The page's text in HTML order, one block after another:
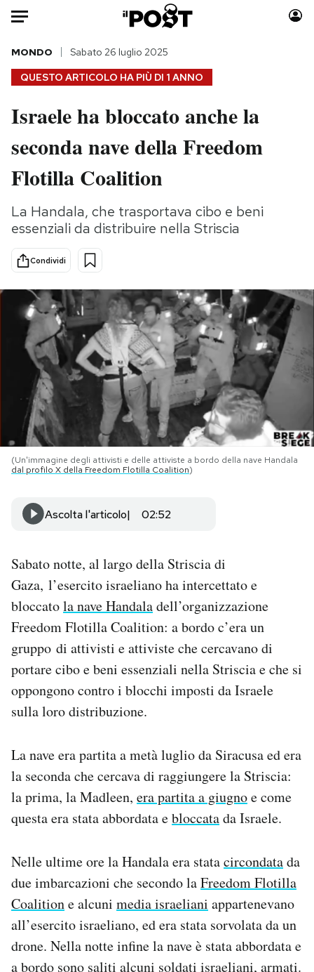
Auto
HOME
Italia
Politica
Tecnologia
Scienza
Economia
Moda
Consumismi
Media
PODCAST
NEWSLETTER
I MIEI PREFERITI
CALENDARIO
AREA PERSONALE
Area Personale
Newsletter
Hai bisogno di aiuto?
Esci
QUESTO ARTICOLO HA PIÙ DI 1 ANNO
MONDO Sabato 26 luglio 2025
Israele ha bloccato anche la
seconda nave della Freedom
Flotilla Coalition
La Handala, che trasportava cibo e beni
essenziali da distribuire nella Striscia
Condividi
(Un'immagine degli attivisti e delle attiviste a bordo della nave Handala
dal profilo X della Freedom Flotilla Coalition)
Ascolta l'articolo 02:52
Sabato notte, al largo della Striscia di
Gaza, l’esercito israeliano ha intercettato e
bloccatola nave Handaladell’organizzazione
Freedom Flotilla Coalition: a bordo c’era un
gruppo di attivisti e attiviste che cercavano di
portare cibo e beni essenziali nella Striscia e che si
oppongono contro i blocchi imposti da Israele
sulla loro distribuzione.
La nave era partita a metà luglio da Siracusa ed era
la seconda che cercava di raggiungere la Striscia:
la prima, la Madleen, era partita a giugnoe come
questa era stata abbordata ebloccatada Israele.
Nelle ultime ore la Handala era statacircondatada
due imbarcazioni che secondo laFreedom Flotilla
Coalitione alcuni media israeliani appartenevano
all’esercito israeliano, ed era stata sorvolata da un
drone. Nella notte infine la nave è stata abbordata e
a bordo sono saliti alcuni soldati israeliani, armati.